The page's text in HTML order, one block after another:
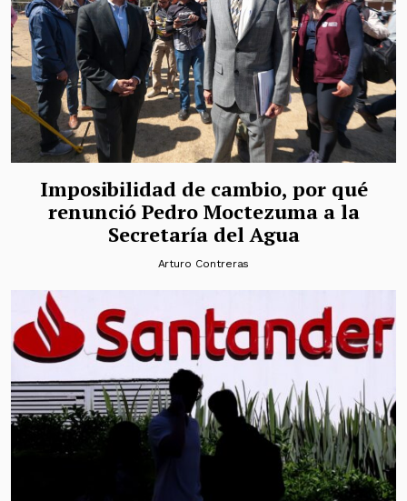
Imposibilidad de cambio, por qué
renunció Pedro Moctezuma a la
Secretaría del Agua
Arturo Contreras